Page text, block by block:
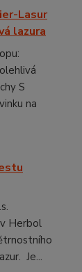
Lasur
lazura
S
na
Herbol
Je...